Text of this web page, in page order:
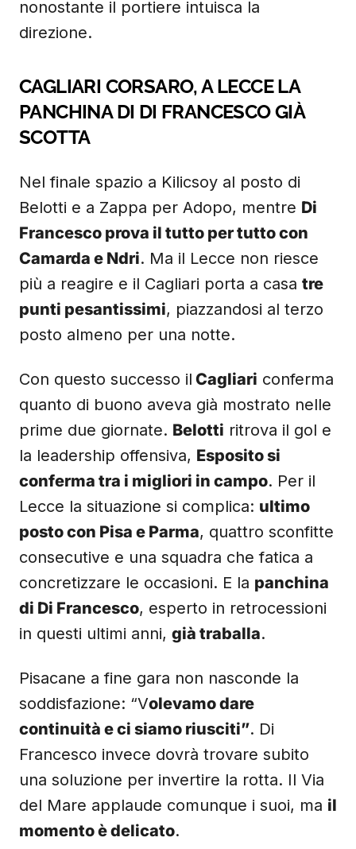
nonostante il portiere intuisca la
direzione.
CAGLIARI CORSARO, A LECCE LA
PANCHINA DI DI FRANCESCO GIÀ
SCOTTA
Nel finale spazio a Kilicsoy al posto di
Belotti e a Zappa per Adopo, mentre Di
Francesco prova il tutto per tutto con
Camarda e Ndri. Ma il Lecce non riesce
più a reagire e il Cagliari porta a casa tre
punti pesantissimi, piazzandosi al terzo
posto almeno per una notte.
Con questo successo il Cagliari conferma
quanto di buono aveva già mostrato nelle
prime due giornate. Belotti ritrova il gol e
la leadership offensiva, Esposito si
conferma tra i migliori in campo. Per il
Lecce la situazione si complica: ultimo
posto con Pisa e Parma, quattro sconfitte
consecutive e una squadra che fatica a
concretizzare le occasioni. E la panchina
di Di Francesco, esperto in retrocessioni
in questi ultimi anni, già traballa.
Pisacane a fine gara non nasconde la
soddisfazione: “Volevamo dare
continuità e ci siamo riusciti”. Di
Francesco invece dovrà trovare subito
una soluzione per invertire la rotta. Il Via
del Mare applaude comunque i suoi, ma il
momento è delicato.